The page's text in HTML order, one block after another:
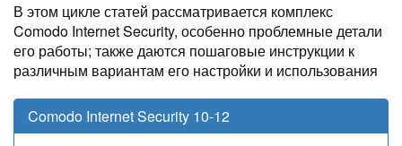
В этом цикле статей рассматривается комплекс
Comodo Internet Security, особенно проблемные детали
его работы; также даются пошаговые инструкции к
различным вариантам его настройки и использования
Comodo Internet Security 10-12